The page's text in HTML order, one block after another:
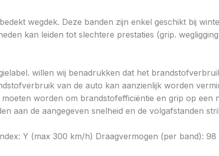
wegdek. Deze banden zijn enkel geschikt bij
kan leiden tot slechtere prestaties (grip.
willen wij benadrukken dat het
van de auto kan aanzienlijk worden
worden om brandstofefficiëntie en grip op een
aan de aangegeven snelheid en de volgafstanden
Y (max 300 km/h) Draagvermogen (per band):